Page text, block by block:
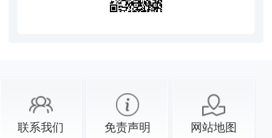
联系我们 免责声明 网站地图